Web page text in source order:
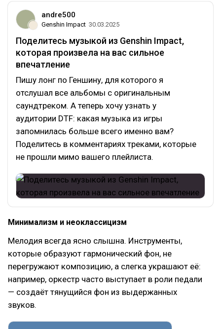
andre500
Genshin Impact 30.03.2025
Поделитесь музыкой из Genshin Impact,
которая произвела на вас сильное
впечатление
Пишу лонг по Геншину, для которого я
отслушал все альбомы с оригинальным
саундтреком. А теперь хочу узнать у
аудитории DTF: какая музыка из игры
запомнилась больше всего именно вам?
Поделитесь в комментариях треками, которые
не прошли мимо вашего плейлиста.
Минимализм и неоклассицизм
Мелодия всегда ясно слышна. Инструменты,
которые образуют гармонический фон, не
перегружают композицию, а слегка украшают её:
например, оркестр часто выступает в роли педали
— создаёт тянущийся фон из выдержанных
звуков.